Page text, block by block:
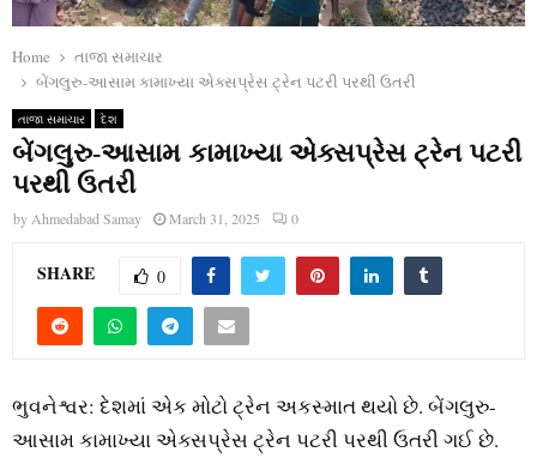
Home
તાજા સમાચાર
બેંગલુરુ-આસામ કામાખ્યા એક્સપ્રેસ ટ્રેન પટરી પરથી ઉતરી
તાજા સમાચાર દેશ
બેંગલુરુ-આસામ કામાખ્યા એક્સપ્રેસ ટ્રેન પટરી
પરથી ઉતરી
by Ahmedabad Samay March 31, 2025 0
SHARE 0
ભુવનેશ્વર: દેશમાં એક મોટો ટ્રેન અકસ્માત થયો છે. બેંગલુરુ-
આસામ કામાખ્યા એક્સપ્રેસ ટ્રેન પટરી પરથી ઉતરી ગઈ છે.